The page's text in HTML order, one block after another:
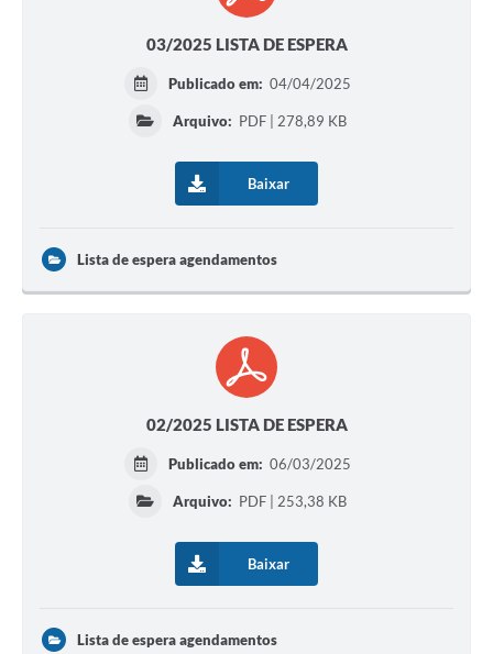
03/2025 LISTA DE ESPERA
Publicado em: 04/04/2025
Arquivo: PDF | 278,89 KB
Baixar
Lista de espera agendamentos
02/2025 LISTA DE ESPERA
Publicado em: 06/03/2025
Arquivo: PDF | 253,38 KB
Baixar
Lista de espera agendamentos